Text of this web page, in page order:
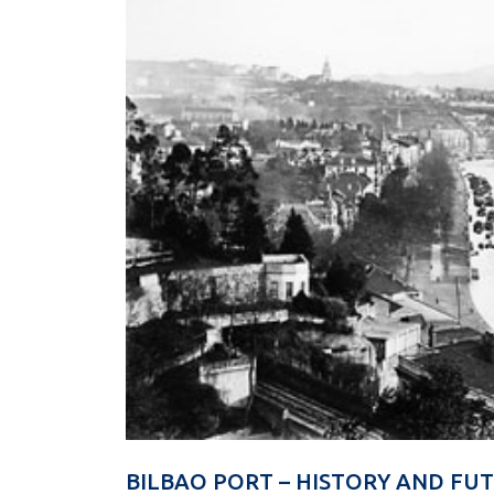
BILBAO PORT – HISTORY AND